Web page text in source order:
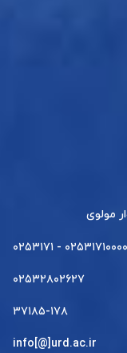
مولوی
۰۲۵۳۱۷۱۰۰۰۰ - ۰۲۵۳۱۷۱
۰۲۵۳۲۸۰۲۶۲۷
۳۷۱۸۵-۱۷۸
info[@]urd.ac.ir